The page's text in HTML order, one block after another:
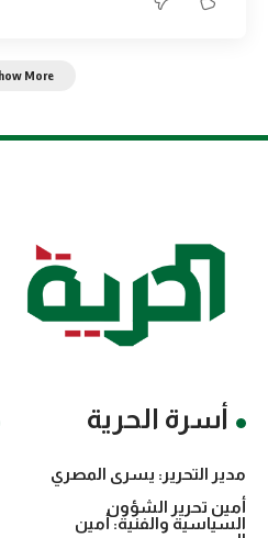
More
أسرة الحرية
مدير التحرير: يسرى المصري
أمين تحرير الشؤون
السياسية والفنية: أمين